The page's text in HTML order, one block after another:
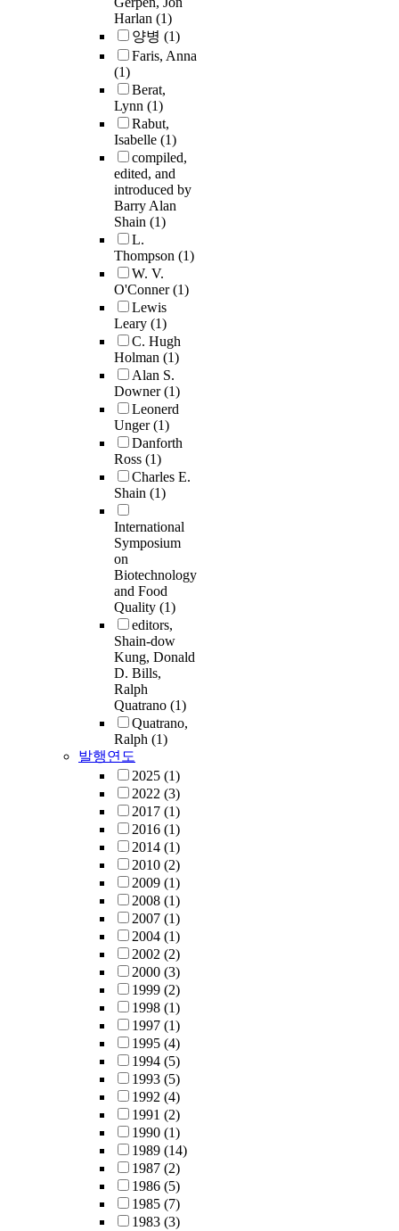
Harlan (1)
양병 (1)
Faris, Anna
(1)
Berat,
Lynn (1)
Rabut,
Isabelle (1)
compiled,
edited, and
introduced by
Barry Alan
Shain (1)
L.
Thompson (1)
W. V.
O'Conner(1)
Lewis
Leary (1)
C. Hugh
Holman (1)
Alan S.
Downer(1)
Leonerd
Unger(1)
Danforth
Ross (1)
Charles E.
Shain (1)
International
Symposium
on
Biotechnology
and Food
Quality (1)
editors,
Shain-dow
Kung, Donald
D. Bills,
Ralph
Quatrano (1)
Quatrano,
Ralph (1)
발행연도
2025 (1)
2022 (3)
2017 (1)
2016 (1)
2014 (1)
2010 (2)
2009 (1)
2008 (1)
2007 (1)
2004 (1)
2002 (2)
2000 (3)
1999 (2)
1998 (1)
1997 (1)
1995 (4)
1994 (5)
1993 (5)
1992 (4)
1991 (2)
1990 (1)
1989 (14)
1987 (2)
1986 (5)
1985 (7)
1983 (3)